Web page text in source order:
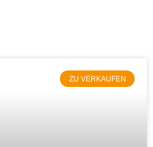
ZU VERKAUFEN